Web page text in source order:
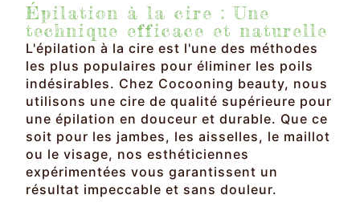
Épilation à la cire : Une
technique efficace et naturelle
L'épilation à la cire est l'une des méthodes
les plus populaires pour éliminer les poils
indésirables. Chez Cocooning beauty, nous
utilisons une cire de qualité supérieure pour
une épilation en douceur et durable. Que ce
soit pour les jambes, les aisselles, le maillot
ou le visage, nos esthéticiennes
expérimentées vous garantissent un
résultat impeccable et sans douleur.